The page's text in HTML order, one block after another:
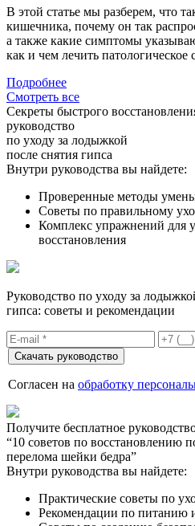
В этой статье мы разберем, что
кишечника, почему он так
а также какие симптомы
как и чем лечить патологическое
Подробнее
Смотреть все
Секреты быстрого
руководство
по уходу за лодыжкой
после снятия гипса
Внутри руководства вы найдете:
Проверенные методы
Советы по правильному
Комплекс упражнений для
восстановления
Руководство по уходу за
гипса: советы и рекомендации
Согласен на обработку
Получите бесплатное
“10 советов по восстановлению
перелома шейки бедра”
Внутри руководства вы найдете:
Практические советы по
Рекомендации по питанию